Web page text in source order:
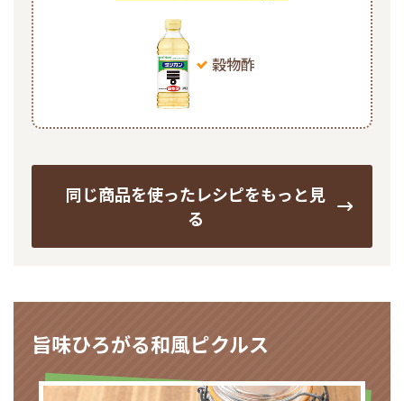
ロングセラー商品 ＋ おすすめレシピ
人気商品 ＋ おすすめレシピ
業務用サイト ミツカングループについて 製造所固有記号一覧
穀物酢
同じ商品を使ったレシピをもっと見
る
旨味ひろがる和風ピクルス